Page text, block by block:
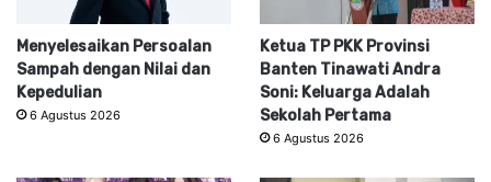
Menyelesaikan Persoalan
Sampah dengan Nilai dan
Kepedulian
6 Agustus 2026
Ketua TP PKK Provinsi
Banten Tinawati Andra
Soni: Keluarga Adalah
Sekolah Pertama
6 Agustus 2026